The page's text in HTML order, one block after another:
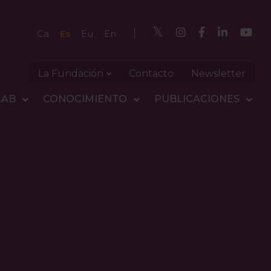
Ca Es Eu En
La Fundación Contacto Newsletter
CONOCIMIENTO PUBLICACIONES